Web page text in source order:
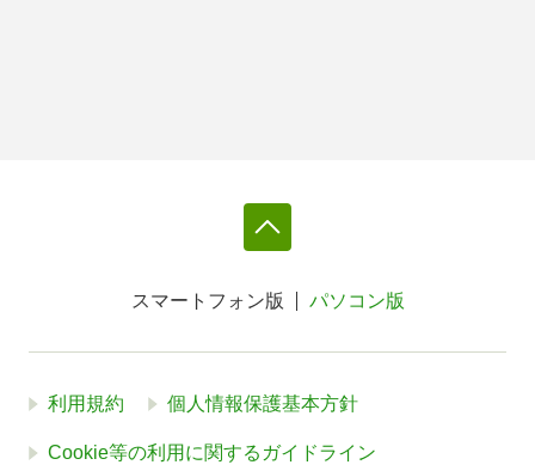
スマートフォン版 パソコン版
利用規約 個人情報保護基本方針
Cookie等の利用に関するガイドライン